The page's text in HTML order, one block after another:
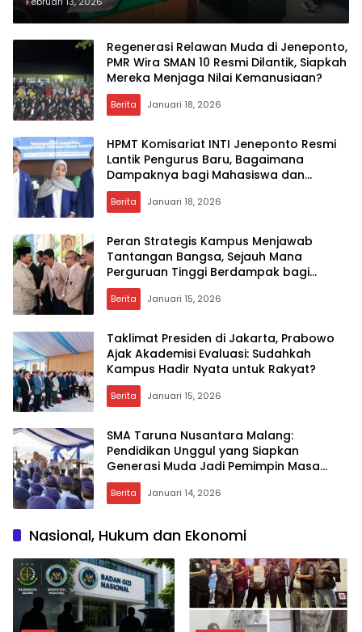
Digital Layanan Publik Bisa
Dipercepat?Regenerasi Relawan Muda di Jeneponto,
PMR Wira SMAN 10 Resmi Dilantik, Siapkah
Mereka Menjaga Nilai Kemanusiaan?
Berita Januari 18, 2026
HPMT Komisariat INTI Jeneponto Resmi
Lantik Pengurus Baru, Bagaimana
Dampaknya bagi Mahasiswa dan
Masyarakat?
Berita Januari 18, 2026
Peran Strategis Kampus Menjawab
Tantangan Bangsa, Sejauh Mana
Perguruan Tinggi Berdampak bagi
Rakyat?
Berita Januari 15, 2026
Taklimat Presiden di Jakarta, Prabowo
Ajak Akademisi Evaluasi: Sudahkah
Kampus Hadir Nyata untuk Rakyat?
Berita Januari 15, 2026
SMA Taruna Nusantara Malang:
Pendidikan Unggul yang Siapkan
Generasi Muda Jadi Pemimpin Masa
Depan – Benarkah?
Berita Januari 14, 2026
Nasional, Hukum dan Ekonomi